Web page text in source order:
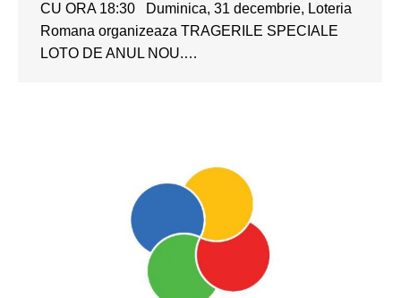
CU ORA 18:30 Duminica, 31 decembrie, Loteria
Romana organizeaza TRAGERILE SPECIALE
LOTO DE ANUL NOU.…